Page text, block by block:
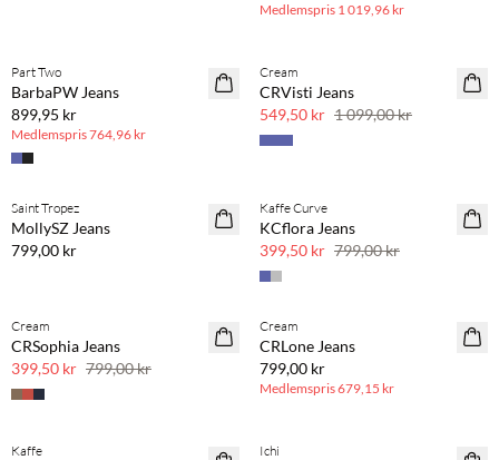
Medlemspris 1 019,96 kr
Part Two
BarbaPW Jeans
899,95 kr
Medlemspris764,96 kr
SAVE20
Cream
CRVisti Jeans
549,50 kr 1 099,00 kr
BASIC
Saint Tropez
MollySZ Jeans
799,00 kr
SAVE20
Kaffe Curve
KCflora Jeans
399,50 kr 799,00 kr
SAVE20
50 % rabatt
Cream
CRSophia Jeans
399,50 kr 799,00 kr
BASIC DEAL
Cream
CRLone Jeans
799,00 kr
Medlemspris679,15 kr
Kaffe Ichi